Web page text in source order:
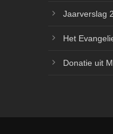
Jaarverslag
Het
Donatie uit